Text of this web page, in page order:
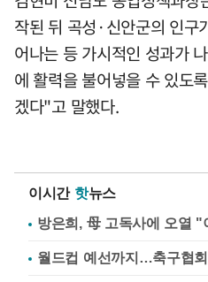
작된 뒤 곡성·신안군의 인구
어나는 등 가시적인 성과가
에 활력을 불어넣을 수 있도
겠다"고 말했다.
이시간 핫뉴스
방은희, 母 고독사에 오열
월드컵 예선까지…축구협